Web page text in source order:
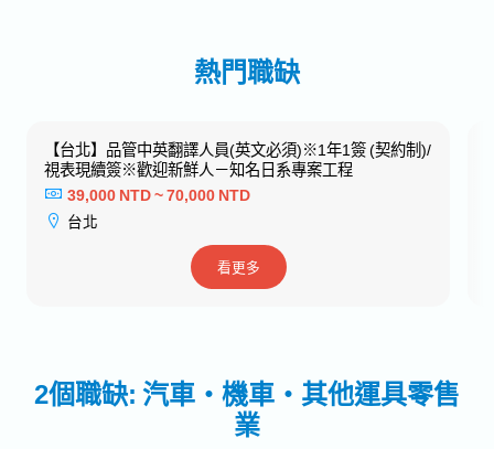
搜尋
熱門職缺
【台北】品管中英翻譯人員(英文必須)※1年1簽 (契約制)/
視表現續簽※歡迎新鮮人－知名日系專案工程
39,000 NTD ~ 70,000 NTD
台北
看更多
2個職缺: 汽車・機車・其他運具零售
業